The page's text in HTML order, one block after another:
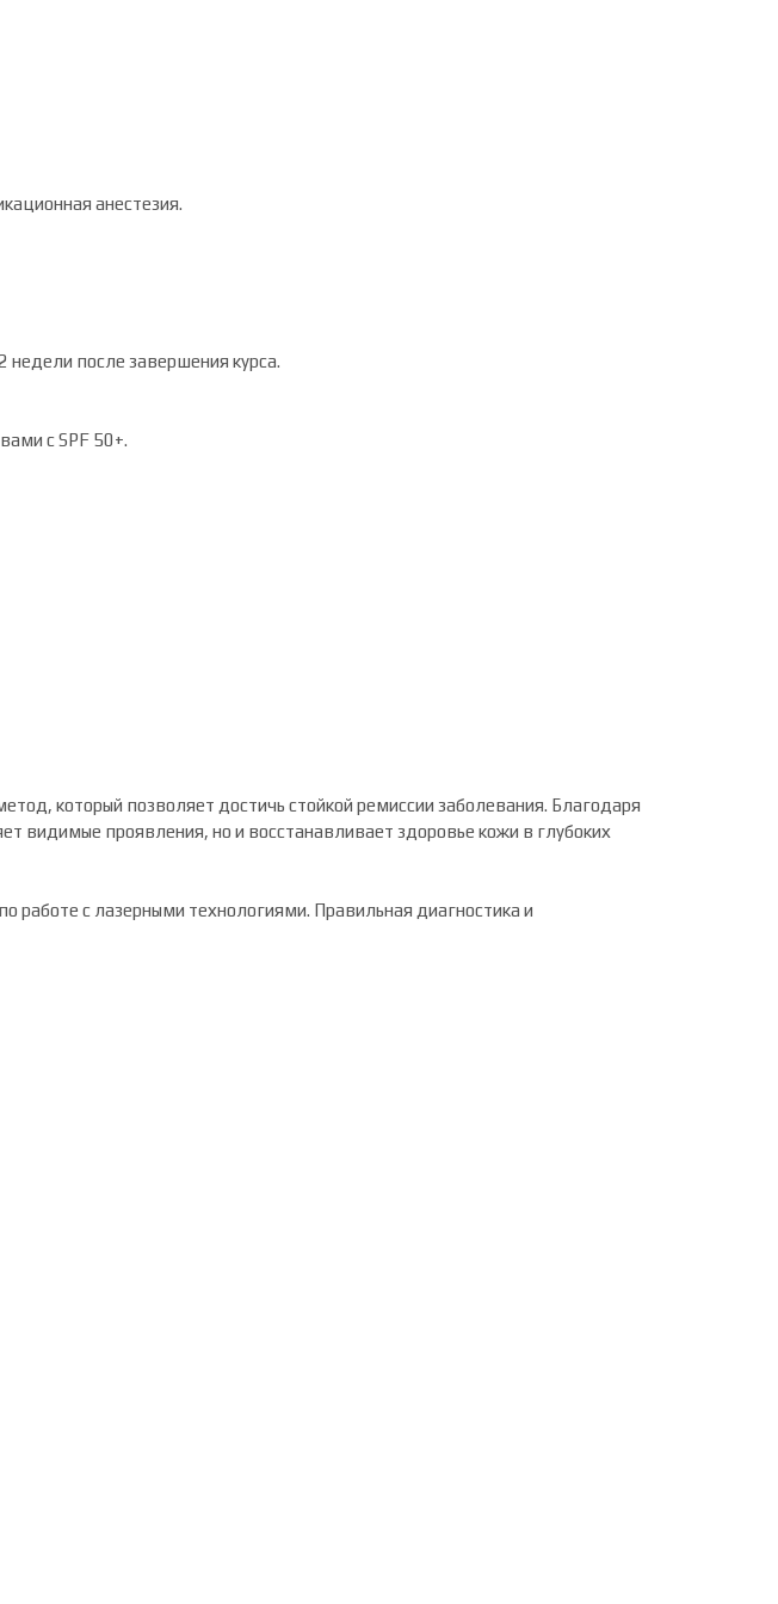
анестезия.
после завершения курса.
с SPF 50+.
который позволяет достичь стойкой ремиссии заболевания. Благодаря
видимые проявления, но и восстанавливает здоровье кожи в глубоких
с лазерными технологиями. Правильная диагностика и